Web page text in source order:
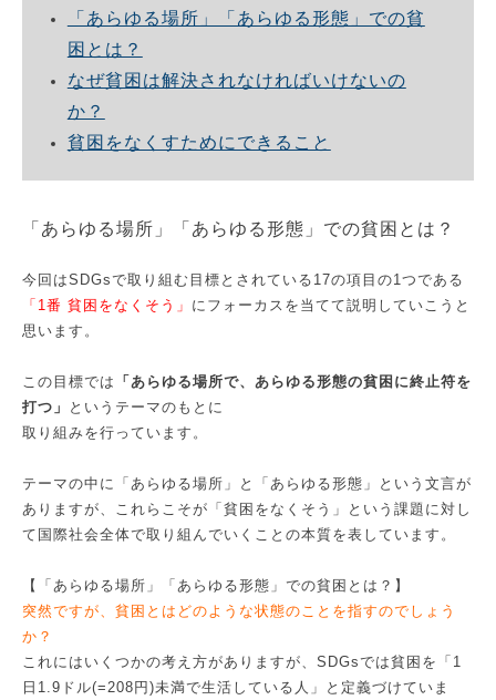
「あらゆる場所」「あらゆる形態」での貧
困とは？
なぜ貧困は解決されなければいけないの
か？
貧困をなくすためにできること
「あらゆる場所」「あらゆる形態」での貧困とは？
今回はSDGsで取り組む目標とされている17の項目の1つである
「1番 貧困をなくそう」 にフォーカスを当てて説明していこうと
思います。
この目標では 「あらゆる場所で、あらゆる形態の貧困に終止符を
打つ」
というテーマのもとに
取り組みを行っています。
テーマの中に「あらゆる場所」と「あらゆる形態」という文言が
ありますが、これらこそが「貧困をなくそう」という課題に対し
て国際社会全体で取り組んでいくことの本質を表しています。
【「あらゆる場所」「あらゆる形態」での貧困とは？】
突然ですが、貧困とはどのような状態のことを指すのでしょう
か？
これにはいくつかの考え方がありますが、SDGsでは貧困を「1
日1.9ドル(=208円)未満で生活している人」と定義づけていま